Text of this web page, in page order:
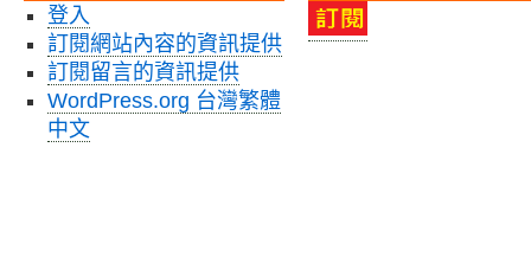
登入
訂閱網站內容的資訊提供
訂閱留言的資訊提供
WordPress.org 台灣繁體
中文